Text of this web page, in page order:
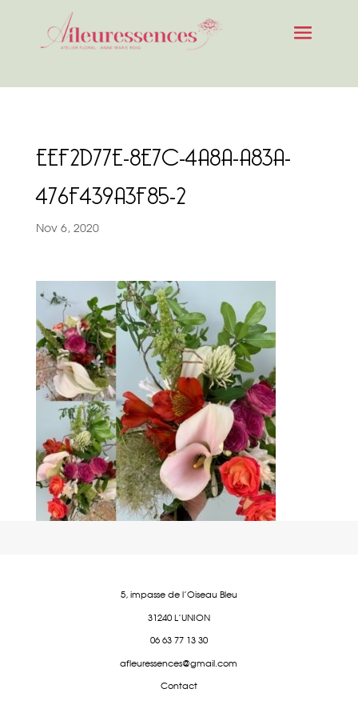
EEF2D77E-8E7C-4A8A-A83A-
476F439A3F85-2
Nov 6, 2020
5, impasse de l'Oiseau Bleu
31240 L'UNION
06 63 77 13 30
afleuressences@gmail.com
Contact